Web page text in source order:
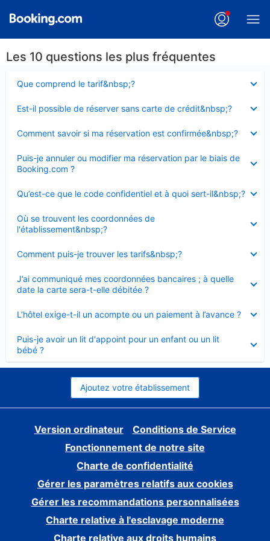
Les 10 questions les plus fréquentes
Que comprend le tarif&nbsp;?
fermé
Est-il possible de réserver sans carte de crédit&nbsp;?
fermé
Comment savoir si ma réservation est confirmée&nbsp;?
fermé
Puis-je annuler ou modifier ma réservation par le biais de
Booking.com ?
fermé
Qu’est-ce que le code confidentiel et à quoi sert-il&nbsp;?
fermé
Où se trouvent les coordonnées de
l'établissement&nbsp;?
fermé
Comment puis-je trouver les tarifs&nbsp;?
fermé
J’ai communiqué mes coordonnées bancaires ; à quelle
date la carte sera-t-elle débitée ?
fermé
L’hôtel exige-t-il un acompte ou un paiement à l’avance ?
fermé
Puis-je avoir un lit d'appoint pour un enfant ou un lit
bébé ?
fermé
Ajoutez votre établissement
Version ordinateur
Conditions de Service
Fonctionnement de notre site
Charte de confidentialité
Gérer les paramètres relatifs aux cookies
Gérer les recommandations personnalisées
Charte relative à l'esclavage moderne
Charte relative aux droits humains